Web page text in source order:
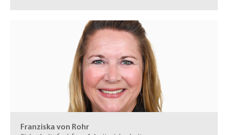
Franziska von Rohr